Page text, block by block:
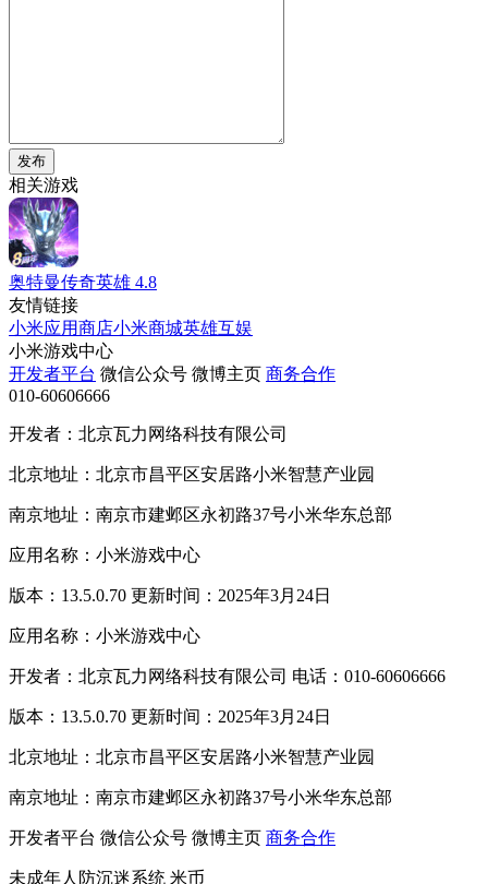
发布
相关游戏
奥特曼传奇英雄 4.8
友情链接
小米应用商店小米商城英雄互娱
小米游戏中心
开发者平台 微信公众号 微博主页 商务合作
010-60606666
开发者：北京瓦力网络科技有限公司
北京地址：北京市昌平区安居路小米智慧产业园
南京地址：南京市建邺区永初路37号小米华东总部
应用名称：小米游戏中心
版本：13.5.0.70 更新时间：2025年3月24日
应用名称：小米游戏中心
开发者：北京瓦力网络科技有限公司 电话：010-60606666
版本：13.5.0.70 更新时间：2025年3月24日
北京地址：北京市昌平区安居路小米智慧产业园
南京地址：南京市建邺区永初路37号小米华东总部
开发者平台 微信公众号 微博主页 商务合作
未成年人防沉迷系统 米币